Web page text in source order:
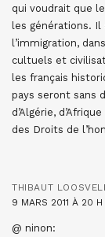
qui voudrait que
les générations.
l’immigration,
cultuels et
les français
pays seront sans
d’Algérie,
des Droits de
THIBAUT
9 MARS 2011 À 20 H
@ ninon: